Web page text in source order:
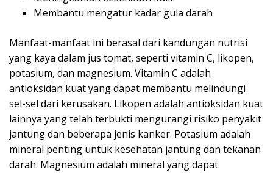
Membantu mengatur kadar gula darah
Manfaat-manfaat ini berasal dari kandungan nutrisi
yang kaya dalam jus tomat, seperti vitamin C, likopen,
potasium, dan magnesium. Vitamin C adalah
antioksidan kuat yang dapat membantu melindungi
sel-sel dari kerusakan. Likopen adalah antioksidan kuat
lainnya yang telah terbukti mengurangi risiko penyakit
jantung dan beberapa jenis kanker. Potasium adalah
mineral penting untuk kesehatan jantung dan tekanan
darah. Magnesium adalah mineral yang dapat